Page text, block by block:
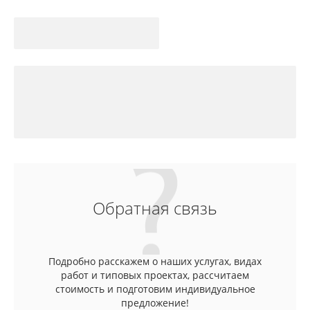
Обратная связь
Подробно расскажем о наших услугах, видах
работ и типовых проектах, рассчитаем
стоимость и подготовим индивидуальное
предложение!